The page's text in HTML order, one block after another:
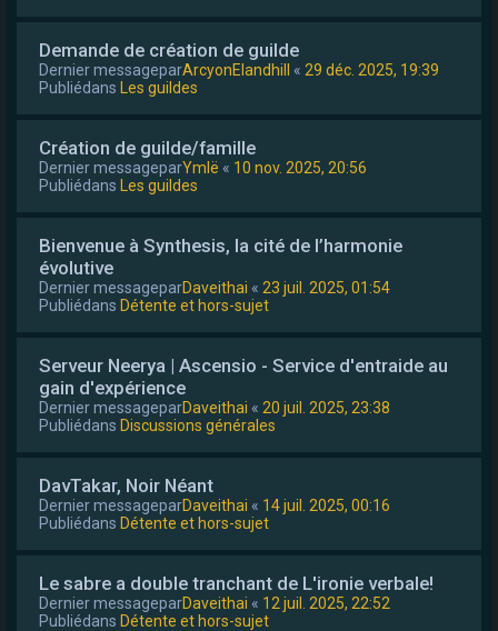
Demande de création de guilde
Dernier messageparArcyonElandhill « 29 déc. 2025, 19:39
Publiédans
Les guildes
Création de guilde/famille
Dernier messageparYmlë « 10 nov. 2025, 20:56
Publiédans
Les guildes
Bienvenue à Synthesis, la cité de l’harmonie
évolutive
Dernier messageparDaveithai « 23 juil. 2025, 01:54
Publiédans Détente et hors-sujet
Serveur Neerya | Ascensio - Service d'entraide au
gain d'expérience
Dernier messageparDaveithai « 20 juil. 2025, 23:38
Publiédans Discussions générales
DavTakar, Noir Néant
Dernier messageparDaveithai « 14 juil. 2025, 00:16
Publiédans Détente et hors-sujet
Le sabre a double tranchant de L'ironie verbale!
Dernier messageparDaveithai « 12 juil. 2025, 22:52
Publiédans Détente et hors-sujet